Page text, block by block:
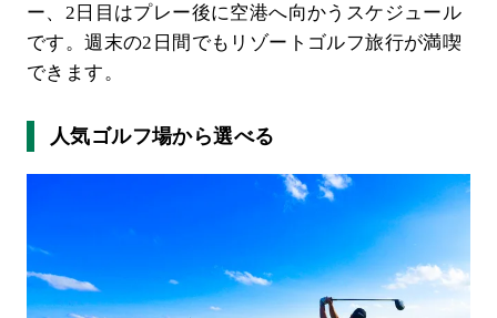
ー、2日目はプレー後に空港へ向かうスケジュール
です。週末の2日間でもリゾートゴルフ旅行が満喫
できます。
人気ゴルフ場から選べる